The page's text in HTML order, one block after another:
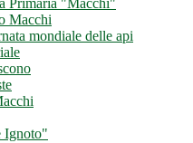
Primaria "Macchi"
Macchi
mondiale delle api
Ignoto"